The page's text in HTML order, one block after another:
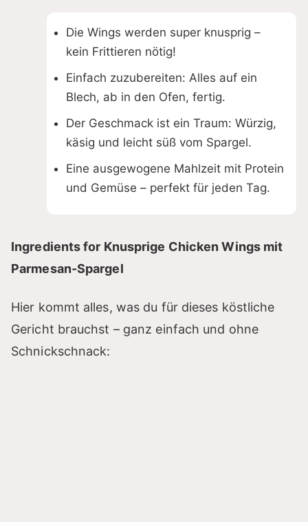
Die Wings werden super knusprig –
kein Frittieren nötig!
Einfach zuzubereiten: Alles auf ein
Blech, ab in den Ofen, fertig.
Der Geschmack ist ein Traum: Würzig,
käsig und leicht süß vom Spargel.
Eine ausgewogene Mahlzeit mit Protein
und Gemüse – perfekt für jeden Tag.
Ingredients for Knusprige Chicken Wings mit
Parmesan-Spargel
Hier kommt alles, was du für dieses köstliche
Gericht brauchst – ganz einfach und ohne
Schnickschnack: